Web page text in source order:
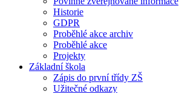
Historie
GDPR
Proběhlé akce archiv
Proběhlé akce
Projekty
Základní škola
Zápis do první třídy ZŠ
Užitečné odkazy